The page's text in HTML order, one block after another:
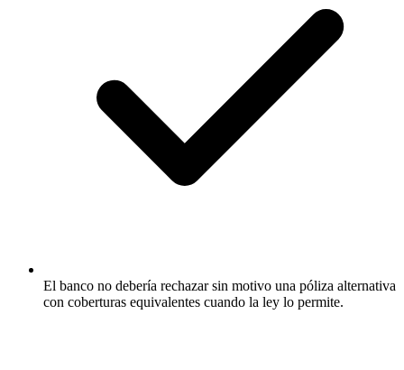
El banco no debería rechazar sin motivo una póliza alternativa
con coberturas equivalentes cuando la ley lo permite.